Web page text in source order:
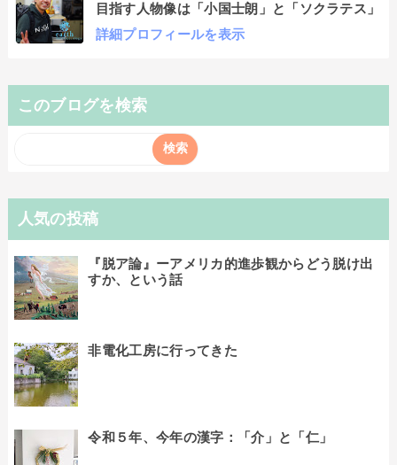
目指す人物像は「小国士朗」と「ソクラテス」
詳細プロフィールを表示
このブログを検索
人気の投稿
『脱ア論』ーアメリカ的進歩観からどう脱け出
すか、という話
非電化工房に行ってきた
令和５年、今年の漢字：「介」と「仁」